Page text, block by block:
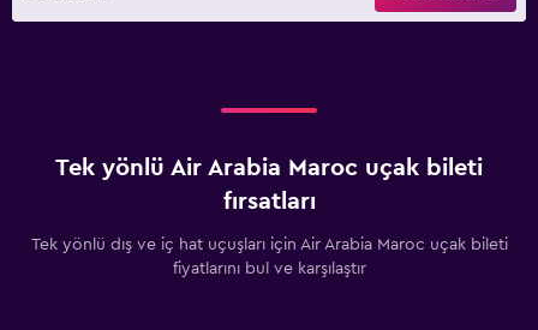
Tek yönlü Air Arabia Maroc uçak bileti
fırsatları
Tek yönlü dış ve iç hat uçuşları için Air Arabia Maroc uçak bileti
fiyatlarını bul ve karşılaştır